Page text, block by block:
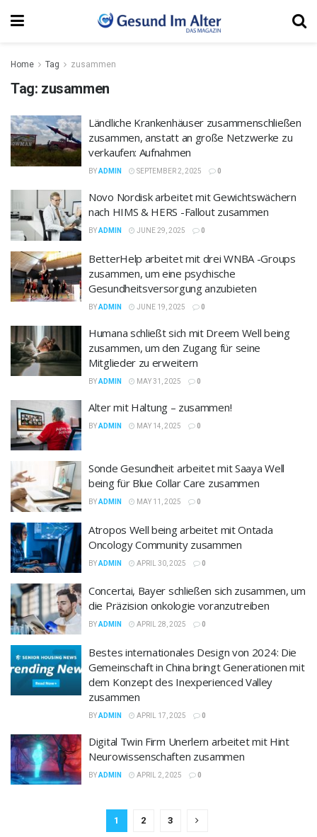
Home Tag zusammen
Tag: zusammen
Ländliche Krankenhäuser zusammenschließen
zusammen, anstatt an große Netzwerke zu
verkaufen: Aufnahmen
BYADMIN SEPTEMBER 2, 2025 0
Novo Nordisk arbeitet mit Gewichtswächern
nach HIMS & HERS -Fallout zusammen
BYADMIN JUNE 29, 2025 0
BetterHelp arbeitet mit drei WNBA -Groups
zusammen, um eine psychische
Gesundheitsversorgung anzubieten
BYADMIN JUNE 19, 2025 0
Humana schließt sich mit Dreem Well being
zusammen, um den Zugang für seine
Mitglieder zu erweitern
BYADMIN MAY 31, 2025 0
Alter mit Haltung – zusammen!
BYADMIN MAY 14, 2025 0
Sonde Gesundheit arbeitet mit Saaya Well
being für Blue Collar Care zusammen
BYADMIN MAY 11, 2025 0
Atropos Well being arbeitet mit Ontada
Oncology Community zusammen
BYADMIN APRIL 30, 2025 0
Concertai, Bayer schließen sich zusammen, um
die Präzision onkologie voranzutreiben
BYADMIN APRIL 28, 2025 0
Bestes internationales Design von 2024: Die
Gemeinschaft in China bringt Generationen mit
dem Konzept des Inexperienced Valley
zusammen
BYADMIN APRIL 17, 2025 0
Digital Twin Firm Unerlern arbeitet mit Hint
Neurowissenschaften zusammen
BYADMIN APRIL 2, 2025 0
1 2 3